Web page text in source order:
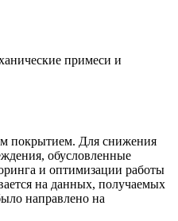
примеси и
покрытием. Для снижения
обусловленные
и оптимизации работы
на данных, получаемых
направлено на